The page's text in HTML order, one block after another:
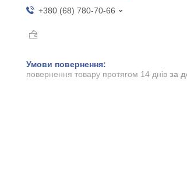
+380 (68) 780-70-66
повернення товару протягом 14 днів за